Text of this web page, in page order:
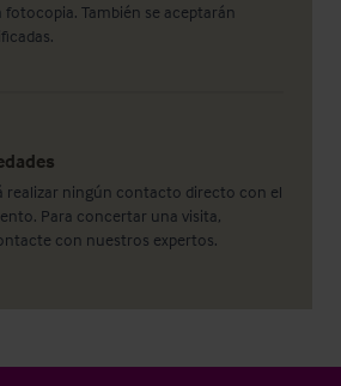
fotocopia. También se aceptarán
realizar ningún contacto directo con el
Para concertar una visita,
con nuestros expertos.